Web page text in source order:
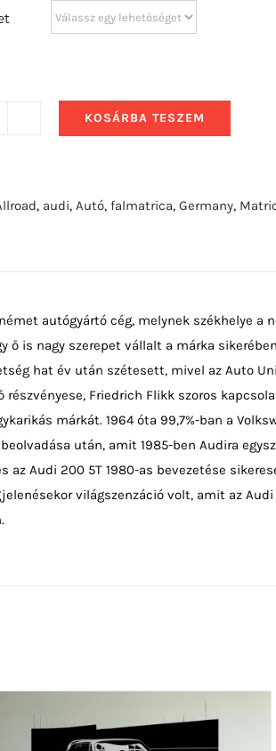
KOSÁRBA TESZEM
, audi, Autó, falmatrica, Germany,
autógyártó cég, melynek székhelye a
is nagy szerepet vállalt a márka
hat év után szétesett, mivel az Auto
Friedrich Flikk szoros
márkát. 1964 óta 99,7%-ban a
után, amit 1985-ben Audira
Audi 200 5T 1980-as bevezetése
világszenzáció volt, amit az